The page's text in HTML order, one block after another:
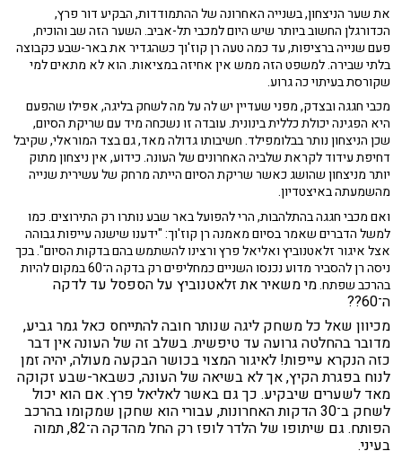
את שער הניצחון, בשנייה האחרונה של ההתמודדות, הבקיע דור פרץ,
הכדורגלן החשוב ביותר שיש היום למכבי תל-אביב. השער הזה שב והוכיח,
פעם שנייה ברציפות, עד כמה טעה רן קוז'וך כשהגדיר את באר-שבע כקבוצה
בלתי שבירה. למשפט הזה ממש אין אחיזה במציאות. הוא לא מתאים למי
שקורסת בעיתוי כה גרוע.
מכבי חגגה ובצדק, מפני שעדיין יש לה על מה לשחק בליגה, אפילו שהפעם
היא הפגינה יכולת כללית בינונית. עובדה זו נשכחה מיד עם שריקת הסיום,
שכן הניצחון נותר בבלומפילד. חשיבותו גדולה מאד, גם בצד המוראלי, שקיבל
דחיפת עידוד לקראת שלביה האחרונים של העונה. כידוע, אין ניצחון מתוק
יותר מניצחון שהושג כאשר שריקת הסיום הייתה מרחק של עשירית שנייה
מהשמעתה באיצטדיון.
ואם מכבי חגגה בהתלהבות, הרי להפועל באר שבע נותרו רק התירוצים. כמו
למשל הדברים שאמר בסיום מאמנה רן קוז'וך: "ידענו שישנה עייפות גבוהה
אצל איגור זלאטנוביץ ואליאל פרץ ורצינו להשתמש בהם בדקות הסיום". בכך
ניסה רן להסביר מדוע נכנסו השניים כמחליפים רק בדקה ה־60 במקום להיות
בהרכב שפתח.מי משאיר את זלאטנוביץ על הספסל עד לדקה
ה־60??
מכיוון שאל כל משחק ליגה שנותר חובה להתייחס כאל גמר גביע,
מדובר בהחלטה גרועה עד טיפשית. בשלב זה של העונה אין דבר
כזה הנקרא עייפות! לאיגור המצוי בכושר הבקעה מעולה, יהיה זמן
לנוח בפגרת הקיץ, אך לא בשיאה של העונה, כשבאר-שבע זקוקה
מאד לשערים שיבקיע. כך גם באשר לאליאל פרץ. אם הוא יכול
לשחק ב־30 הדקות האחרונות, עבורי הוא שחקן שמקומו בהרכב
הפותח. גם שיתופו של הלדר לופז רק החל מהדקה ה־82, תמוה
בעיני.